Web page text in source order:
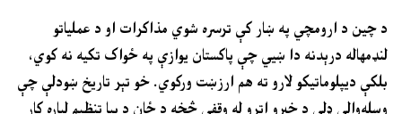
د چین د ارومچي په ښار کې ترسره شوي مذاکرات او د عملیاتو
لنډمهاله درېدنه دا ښيي چې پاکستان یوازې په ځواک تکیه نه کوي،
بلکې دیپلوماتیکو لارو ته هم ارزښت ورکوي. خو تېر تاریخ ښودلې چې